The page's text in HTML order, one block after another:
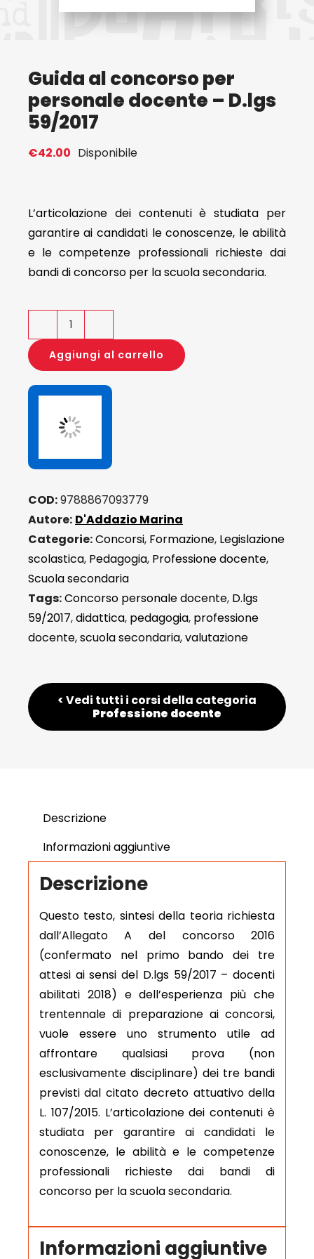
Guida al concorso per
personale docente – D.lgs
59/2017
€42.00 Disponibile
L’articolazione dei contenuti è studiata per
garantire ai candidati le conoscenze, le abilità
e le competenze professionali richieste dai
bandi di concorso per la scuola secondaria.
Guida
al
concorso
per
personale
docente
D.lgs
quantità
Aggiungi al carrello
COD:9788867093779
Autore: D'Addazio Marina
Categorie:Concorsi, Formazione, Legislazione
scolastica, Pedagogia, Professione docente,
Scuola secondaria
Tags:Concorso personale docente, D.lgs
59/2017,didattica, pedagogia, professione
docente,scuola secondaria,valutazione
< Vedi tutti i corsi della categoria
Professione docente
Descrizione
Informazioni aggiuntive
Descrizione
Questo testo, sintesi della teoria richiesta
dall’Allegato A del concorso 2016
(confermato nel primo bando dei tre
attesi ai sensi del D.lgs 59/2017 – docenti
abilitati 2018) e dell’esperienza più che
trentennale di preparazione ai concorsi,
vuole essere uno strumento utile ad
affrontare qualsiasi prova (non
esclusivamente disciplinare) dei tre bandi
previsti dal citato decreto attuativo della
L. 107/2015. L’articolazione dei contenuti è
studiata per garantire ai candidati le
conoscenze, le abilità e le competenze
professionali richieste dai bandi di
concorso per la scuola secondaria.
Informazioni aggiuntive